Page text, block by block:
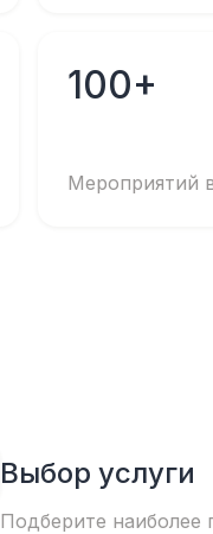
100+
Мероприятий
Выбор услуги
Подберите